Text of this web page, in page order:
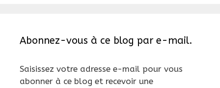
Abonnez-vous à ce blog par e-mail.
Saisissez votre adresse e-mail pour vous
abonner à ce blog et recevoir une